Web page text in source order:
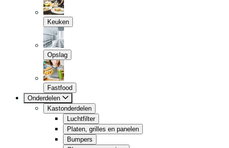
Keuken
Opslag
Fastfood
Onderdelen
Kastonderdelen
Luchtfilter
Platen, grilles en panelen
Bumpers